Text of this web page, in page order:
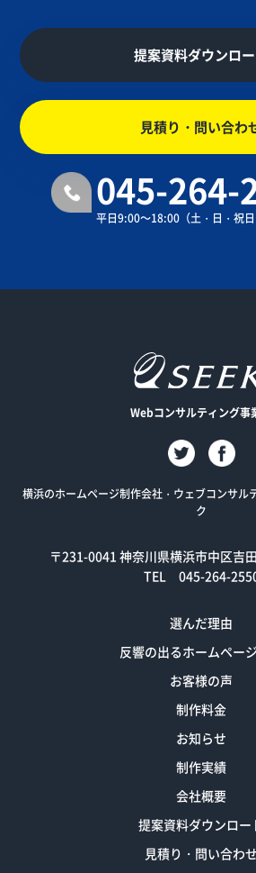
提案資料ダウンロ
見積り・問い合わ
045-264-
平日9:00～18:00（土・日・祝日
Webコンサルティング事
横浜のホームページ制作会社・ウェブコンサル
ク
〒231-0041 神奈川県横浜市中区吉
TEL 045-264-
選んだ理由
反響の出るホームペー
お客様の声
制作料金
お知らせ
制作実績
会社概要
提案資料ダウンロー
見積り・問い合わせ